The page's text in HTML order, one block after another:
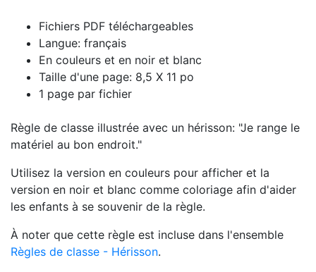
Fichiers PDF téléchargeables
Langue: français
En couleurs et en noir et blanc
Taille d'une page: 8,5 X 11 po
1 page par fichier
Règle de classe illustrée avec un hérisson: "Je range le
matériel au bon endroit."
Utilisez la version en couleurs pour afficher et la
version en noir et blanc comme coloriage afin d'aider
les enfants à se souvenir de la règle.
À noter que cette règle est incluse dans l'ensemble
Règles de classe - Hérisson.